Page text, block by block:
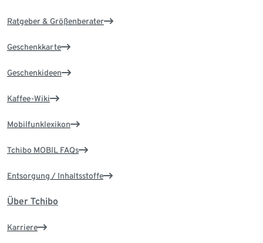
Ratgeber & Größenberater
Geschenkkarte
Geschenkideen
Kaffee-Wiki
Mobilfunklexikon
Tchibo MOBIL FAQs
Entsorgung / Inhaltsstoffe
Über Tchibo
Karriere